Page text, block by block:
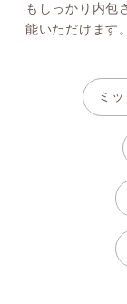
もしっかり内包
能いただけます。
ミ